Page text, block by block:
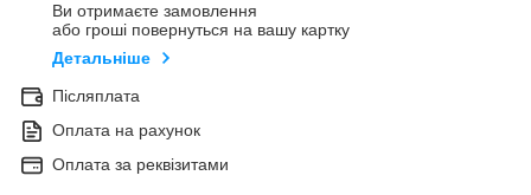
Ви отримаєте замовлення
або гроші повернуться на вашу картку
Детальніше
Післяплата
Оплата на рахунок
Оплата за реквізитами